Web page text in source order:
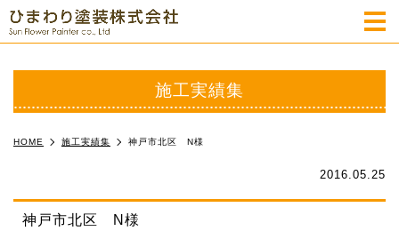
施工実績集
HOME 施工実績集 神戸市北区 N様
2016.05.25
神戸市北区 N様